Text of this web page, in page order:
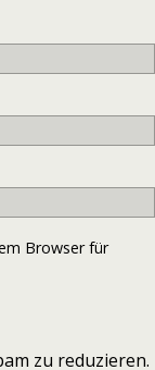
Browser für
zu reduzieren.